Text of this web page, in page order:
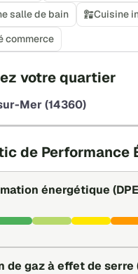
salle de bain
Cuisine
commerce
votre quartier
Mer (14360)
de Performance
énergétique
de gaz à effet de serre